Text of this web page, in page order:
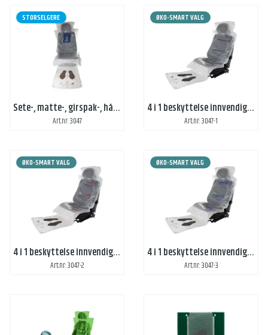
STORSELGERE
Sete-, matte-, girspak-, håndbremsbeskyttelse. 4 i 1
Art.nr: 3047
ØKO-SMART VALG
4 i 1 beskyttelse innvendig bil med eget trykk 1 farge
Art.nr: 3047-1
ØKO-SMART VALG
4 i 1 beskyttelse innvendig bil med eget trykk 2 farger
Art.nr: 3047-2
ØKO-SMART VALG
4 i 1 beskyttelse innvendig bil med eget trykk 3 farger
Art.nr: 3047-3